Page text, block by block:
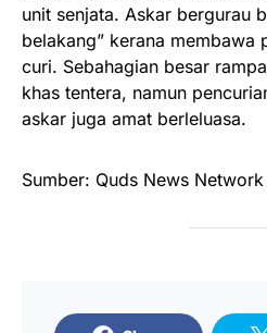
unit senjata. Askar bergurau
belakang” kerana membawa
curi. Sebahagian besar
khas tentera, namun
askar juga amat berleluasa.
Sumber: Quds News Network